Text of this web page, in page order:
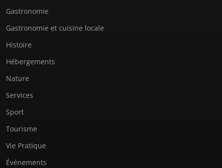
Gastronomie
Gastronomie et cuisine locale
Histoire
Hébergements
Nature
Services
Sport
Tourisme
Vie Pratique
Événements